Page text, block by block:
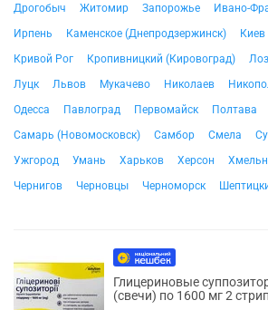
Дрогобыч
Житомир Запорожье Ивано-
Ирпень
Каменское (Днепродзержинск) Киев
Кривой Рог
Кропивницкий (Кировоград)
Луцк
Львов Мукачево Николаев
Одесса
Павлоград Первомайск Полтава
Самарь (Новомосковск)
Самбор Смела
Ужгород
Умань Харьков Херсон
Чернигов
Черновцы Черноморск
Глицериновые
(свечи) по 1600 мг 2